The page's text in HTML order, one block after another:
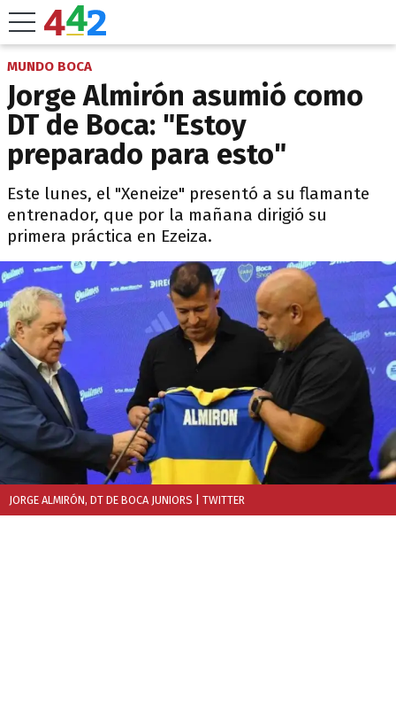
MUNDO BOCA
Jorge Almirón asumió como
DT de Boca: "Estoy
preparado para esto"
Este lunes, el "Xeneize" presentó a su flamante
entrenador, que por la mañana dirigió su
primera práctica en Ezeiza.
JORGE ALMIRÓN, DT DE BOCA JUNIORS | TWITTER